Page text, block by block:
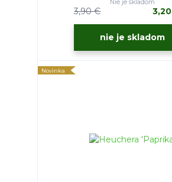
3,90 €
Nie je skladom
nie je skladom
Novinka